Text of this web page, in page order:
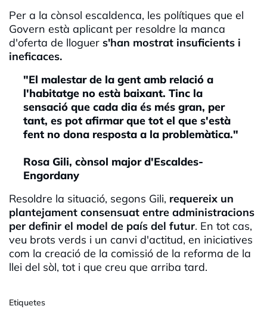
Per a la cònsol escaldenca, les polítiques que el
Govern està aplicant per resoldre la manca
d'oferta de lloguer s'han mostrat insuficients i
ineficaces.
"El malestar de la gent amb relació a
l'habitatge no està baixant. Tinc la
sensació que cada dia és més gran, per
tant, es pot afirmar que tot el que s'està
fent no dona resposta a la problemàtica."
Rosa Gili, cònsol major d'Escaldes-
Engordany
Resoldre la situació, segons Gili, requereix un
plantejament consensuat entre administracions
per definir el model de país del futur. En tot cas,
veu brots verds i un canvi d'actitud, en iniciatives
com la creació de la comissió de la reforma de la
llei del sòl, tot i que creu que arriba tard.
Etiquetes